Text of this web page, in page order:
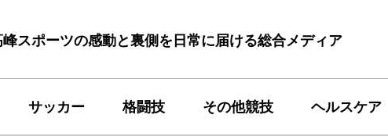
スポーツの感動と裏側を日常に届ける総合メディア
サッカー 格闘技 その他競技 ヘルスケア